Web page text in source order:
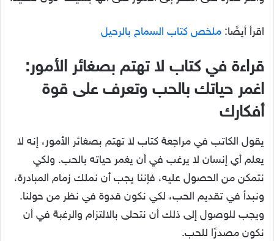
اقرأ أيضًا: ملخص كتاب السماح بالرحيل
قراءة في كتاب لا تهتم بصغائر الأمور:
اغمر حياتك بالحب وتعرف على قوة
أفكارك
يقول الكاتب في مراجعة كتاب لا تهتم بصغائر الأمور، إنه لا
يعلم أي إنسان لا يرغب في أن يغمر حياته بالحب. ولكي
نتمكن من الحصول عليه، فإننا يجب أن نملك زمام المبادرة،
ونبدأ في تقديم الحب، لكي نكون قدوة في نظر من حولنا.
ويجب للوصول إلى ذلك أن نتحلى بالالتزام والرغبة في أن
نكون مصدرًا للحب.